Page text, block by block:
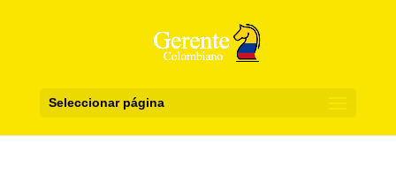
Seleccionar página